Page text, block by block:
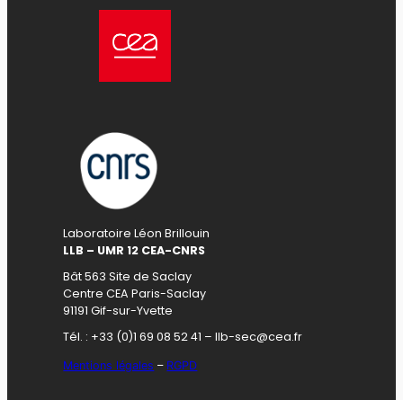
Laboratoire Léon Brillouin
LLB – UMR 12 CEA-CNRS
Bât 563 Site de Saclay
Centre CEA Paris-Saclay
91191 Gif-sur-Yvette
Tél. : +33 (0)1 69 08 52 41 – llb-sec@cea.fr
Mentions légales – RGPD